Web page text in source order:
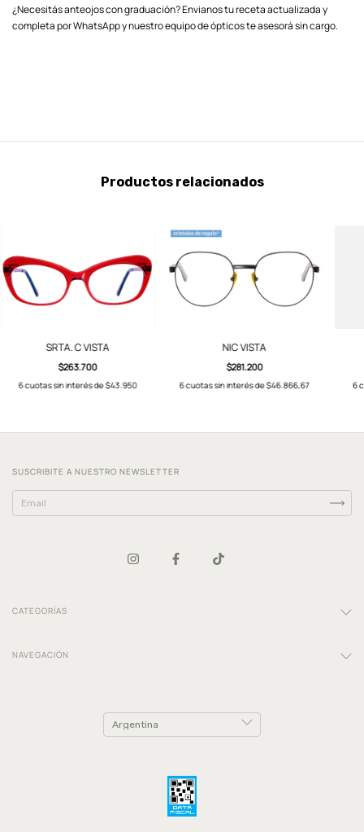
¿Necesitás anteojos con graduación? Envianos tu receta actualizada y
completa por WhatsApp y nuestro equipo de ópticos te asesorá sin cargo.
Productos relacionados
SRTA. C VISTA
$263.700
6cuotas sin interés de$43.950
NIC VISTA
$281.200
6cuotas sin interés de$46.866,67 6
SUSCRIBITE A NUESTRO NEWSLETTER
CATEGORÍAS
NAVEGACIÓN